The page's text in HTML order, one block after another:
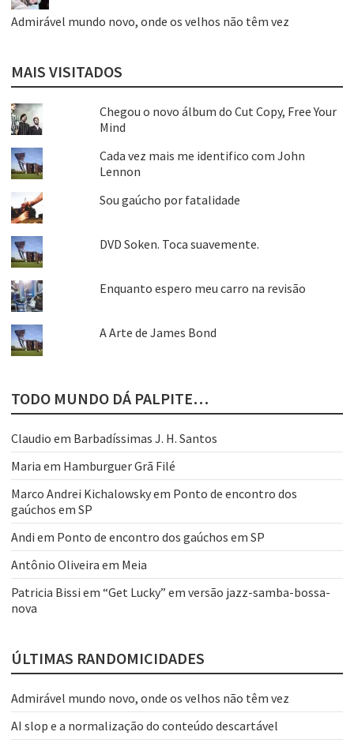
Admirável mundo novo, onde os velhos não têm vez
MAIS VISITADOS
Chegou o novo álbum do Cut Copy, Free Your
Mind
Cada vez mais me identifico com John
Lennon
Sou gaúcho por fatalidade
DVD Soken. Toca suavemente.
Enquanto espero meu carro na revisão
A Arte de James Bond
TODO MUNDO DÁ PALPITE…
Claudio em Barbadíssimas J. H. Santos
Maria em Hamburguer Grã Filé
Marco Andrei Kichalowskyem Ponto de encontro dos
gaúchos em SP
Andi em Ponto de encontro dos gaúchos em SP
Antônio Oliveira em Meia
Patricia Bissi em “Get Lucky” em versão jazz-samba-bossa-
nova
ÚLTIMAS RANDOMICIDADES
Admirável mundo novo, onde os velhos não têm vez
AI slop e a normalização do conteúdo descartável